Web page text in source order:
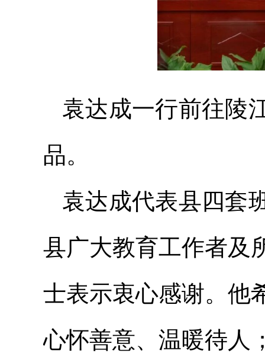
袁达成一行前往陵
品。
袁达成代表县四套
县广大教育工作者及
士表示衷心感谢。他
心怀善意、温暖待人